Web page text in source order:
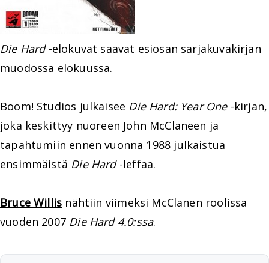
Die Hard-elokuvat saavat esiosan sarjakuvakirjan
muodossa elokuussa.
Boom! Studios julkaisee Die Hard: Year One-kirjan,
joka keskittyy nuoreen John McClaneen ja
tapahtumiin ennen vuonna 1988 julkaistua
ensimmäistä Die Hard-leffaa.
Bruce Willis nähtiin viimeksi McClanen roolissa
vuoden 2007 Die Hard 4.0:ssa.